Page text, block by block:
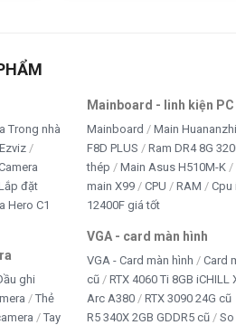
Trong nhà
đặt
Hero C1
ghi
Thẻ
Tay
Mainboard - linh kiện PC
Mainboard
Main
F8D PLUS
Ram DR4 8G
thép
Main Asus H510M-K
main X99
CPU RAM
Cpu
12400F giá tốt
VGA - card màn hình
VGA - Card màn hình
Card
cũ
RTX 4060 Ti 8GB iCHILL
Arc A380
RTX 3090 24G cũ
R5 340X 2GB GDDR5 cũ
So